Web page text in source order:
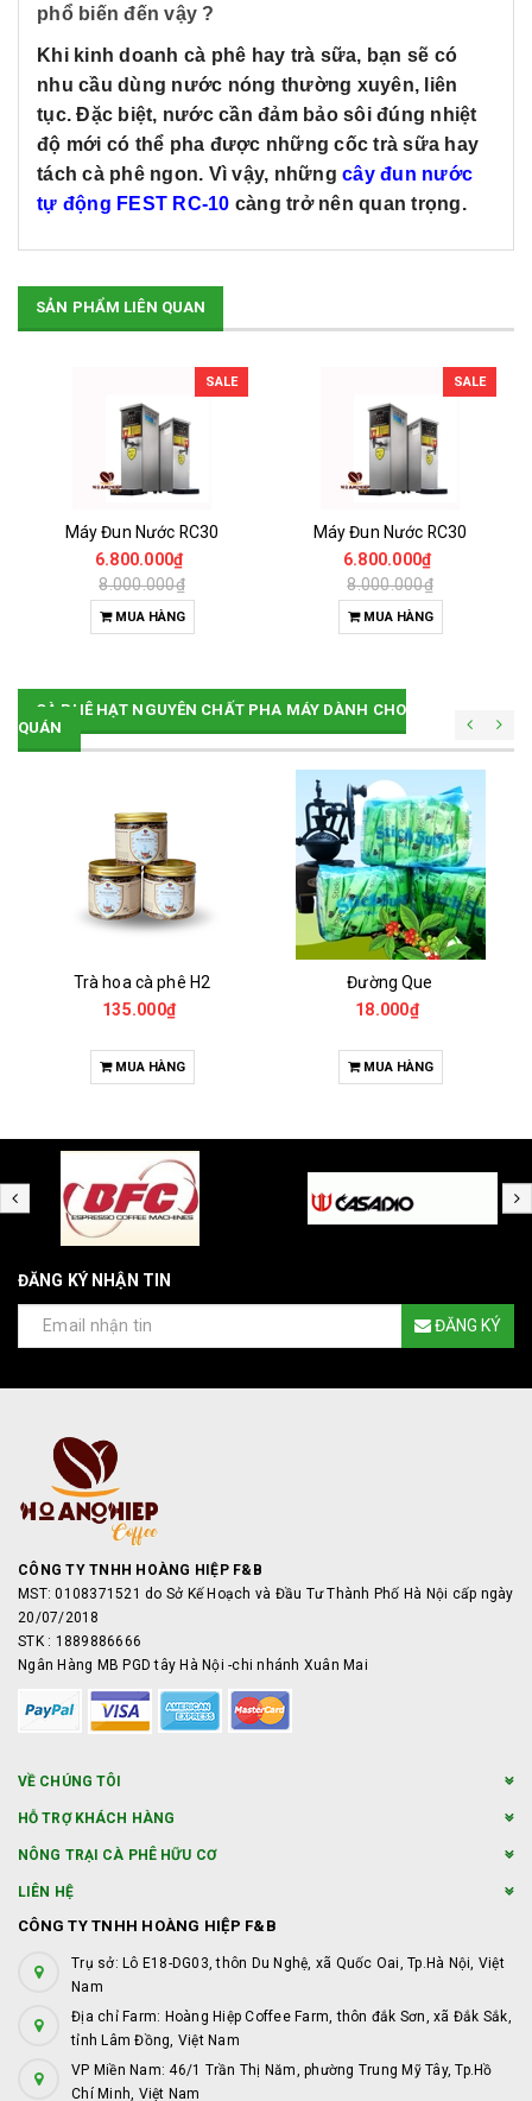
phổ biến đến vậy ?
Khi kinh doanh cà phê hay trà sữa, bạn sẽ có
nhu cầu dùng nước nóng thường xuyên, liên
tục. Đặc biệt, nước cần đảm bảo sôi đúng nhiệt
độ mới có thể pha được những cốc trà sữa hay
tách cà phê ngon. Vì vậy, những cây đun nước
tự động FEST RC-10 càng trở nên quan trọng.
SẢN PHẨM LIÊN QUAN
SALE
Máy Đun Nước RC30
6.800.000₫
8.000.000₫
MUA HÀNG
SALE
Máy Đun Nước RC30
6.800.000₫
8.000.000₫
MUA HÀNG
CÀ PHÊ HẠT NGUYÊN CHẤT PHA MÁY DÀNH CHO
QUÁN
Trà hoa cà phê H2
135.000₫
MUA HÀNG
Đường Que
18.000₫
MUA HÀNG
ĐĂNG KÝ NHẬN TIN
ĐĂNG KÝ
CÔNG TY TNHH HOÀNG HIỆP F&B
MST: 0108371521 do Sở Kế Hoạch và Đầu Tư Thành Phố Hà Nội cấp ngày
20/07/2018
STK : 1889886666
Ngân Hàng MB PGD tây Hà Nội -chi nhánh Xuân Mai
VỀ CHÚNG TÔI
HỖ TRỢ KHÁCH HÀNG
NÔNG TRẠI CÀ PHÊ HỮU CƠ
LIÊN HỆ
CÔNG TY TNHH HOÀNG HIỆP F&B
Trụ sở: Lô E18-DG03, thôn Du Nghệ, xã Quốc Oai, Tp.Hà Nội, Việt
Nam
Địa chỉ Farm: Hoàng Hiệp Coffee Farm, thôn đắk Sơn, xã Đắk Sắk,
tỉnh Lâm Đồng, Việt Nam
VP Miền Nam: 46/1 Trần Thị Năm, phường Trung Mỹ Tây, Tp.Hồ
Chí Minh, Việt Nam